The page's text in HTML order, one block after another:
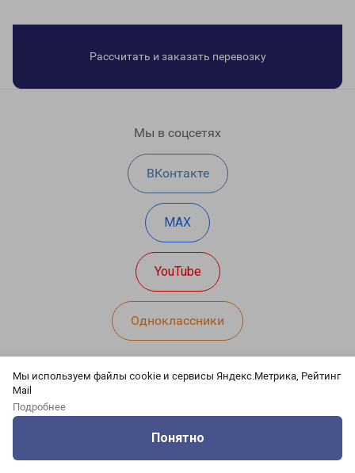
Мы используем файлы cookie и сервисы Яндекс.Метрика, Рейтинг
Mail
Подробнее
Понятно
Рассчитать и заказать перевозку
Мы в соцсетях
ВКонтакте
MAX
YouTube
Одноклассники
Типы перевозки
Направления
О защите персональных данных